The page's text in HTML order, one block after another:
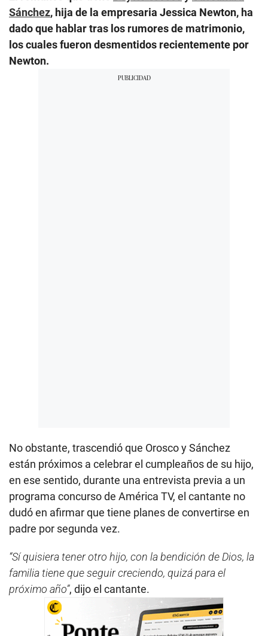
Sánchez, hija de la empresaria Jessica Newton, ha
dado que hablar tras los rumores de matrimonio,
los cuales fueron desmentidos recientemente por
Newton.
No obstante, trascendió que Orosco y Sánchez
están próximos a celebrar el cumpleaños de su hijo,
en ese sentido, durante una entrevista previa a un
programa concurso de América TV, el cantante no
dudó en afirmar que tiene planes de convertirse en
padre por segunda vez.
“Sí quisiera tener otro hijo, con la bendición de Dios, la
familia tiene que seguir creciendo, quizá para el
próximo año”, dijo el cantante.